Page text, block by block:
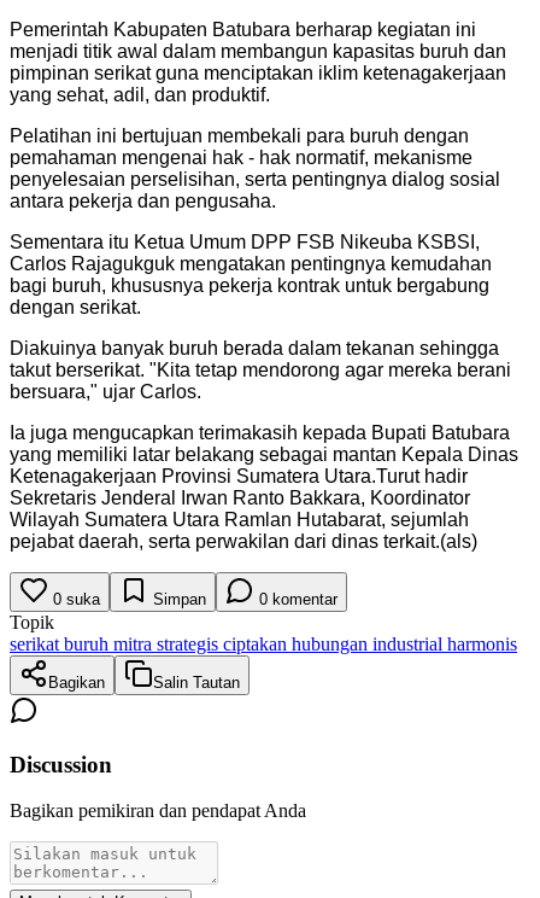
Pemerintah Kabupaten Batubara berharap kegiatan ini
menjadi titik awal dalam membangun kapasitas buruh dan
pimpinan serikat guna menciptakan iklim ketenagakerjaan
yang sehat, adil, dan produktif.
Pelatihan ini bertujuan membekali para buruh dengan
pemahaman mengenai hak - hak normatif, mekanisme
penyelesaian perselisihan, serta pentingnya dialog sosial
antara pekerja dan pengusaha.
Sementara itu Ketua Umum DPP FSB Nikeuba KSBSI,
Carlos Rajagukguk mengatakan pentingnya kemudahan
bagi buruh, khususnya pekerja kontrak untuk bergabung
dengan serikat.
Diakuinya banyak buruh berada dalam tekanan sehingga
takut berserikat. "Kita tetap mendorong agar mereka berani
bersuara," ujar Carlos.
Ia juga mengucapkan terimakasih kepada Bupati Batubara
yang memiliki latar belakang sebagai mantan Kepala Dinas
Ketenagakerjaan Provinsi Sumatera Utara.Turut hadir
Sekretaris Jenderal Irwan Ranto Bakkara, Koordinator
Wilayah Sumatera Utara Ramlan Hutabarat, sejumlah
pejabat daerah, serta perwakilan dari dinas terkait.(als)
0 suka Simpan 0 komentar
Topik
serikat buruh mitra strategis ciptakan hubungan industrial harmonis
Bagikan Salin Tautan
Discussion
Bagikan pemikiran dan pendapat Anda